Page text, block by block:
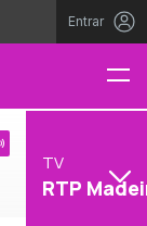
Entrar
TV
RTP